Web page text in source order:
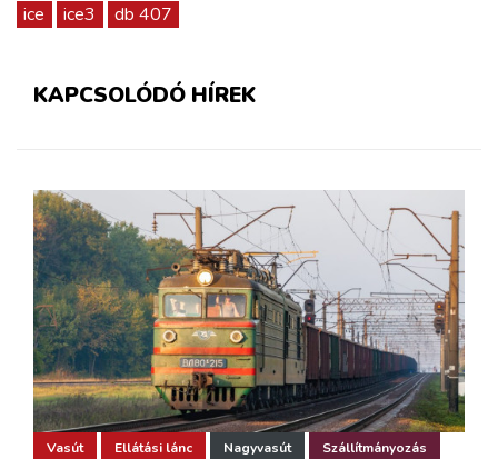
ice
ice3 db 407
KAPCSOLÓDÓ HÍREK
Vasút Ellátási lánc Nagyvasút Szállítmányozás